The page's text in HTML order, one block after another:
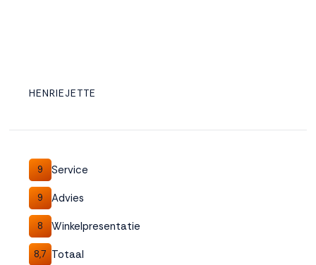
HENRIEJETTE
9 Service
9 Advies
8 Winkelpresentatie
8,7 Totaal